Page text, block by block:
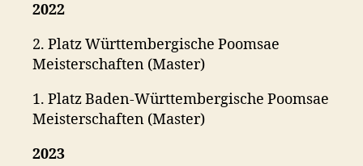
2022
2. Platz Württembergische Poomsae
Meisterschaften (Master)
1. Platz Baden-Württembergische Poomsae
Meisterschaften (Master)
2023